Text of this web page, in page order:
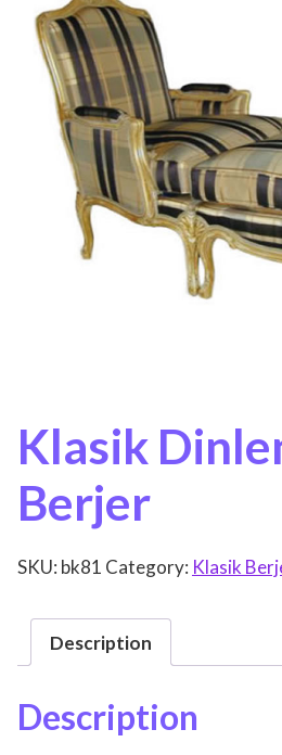
Klasik
Berjer
SKU: bk81 Category: Klasik
Description
Description